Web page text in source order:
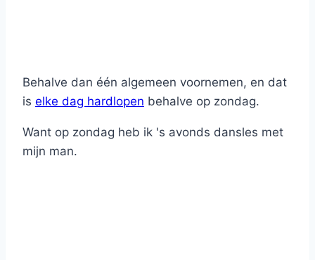
Behalve dan één algemeen voornemen, en dat
is elke dag hardlopen behalve op zondag.
Want op zondag heb ik 's avonds dansles met
mijn man.